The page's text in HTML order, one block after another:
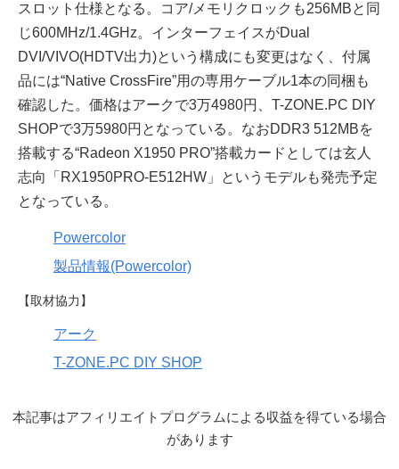
スロット仕様となる。コア/メモリクロックも256MBと同
じ600MHz/1.4GHz。インターフェイスがDual
DVI/VIVO(HDTV出力)という構成にも変更はなく、付属
品には“Native CrossFire”用の専用ケーブル1本の同梱も
確認した。価格はアークで3万4980円、T-ZONE.PC DIY
SHOPで3万5980円となっている。なおDDR3 512MBを
搭載する“Radeon X1950 PRO”搭載カードとしては玄人
志向「RX1950PRO-E512HW」というモデルも発売予定
となっている。
Powercolor
製品情報(Powercolor)
【取材協力】
アーク
T-ZONE.PC DIY SHOP
本記事はアフィリエイトプログラムによる収益を得ている場合
があります